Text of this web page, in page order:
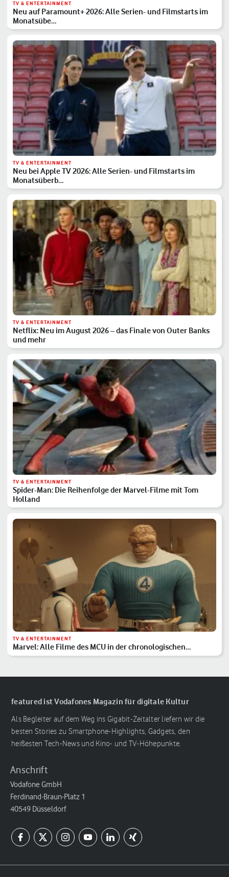
TV & ENTERTAINMENT
Neu auf Paramount+ 2026: Alle Serien- und Filmstarts im
Monatsübe…
TV & ENTERTAINMENT
Neu bei Apple TV 2026: Alle Serien- und Filmstarts im
Monatsüberb…
TV & ENTERTAINMENT
Netflix: Neu im August 2026 – das Finale von Outer Banks
und mehr
TV & ENTERTAINMENT
Spider-Man: Die Reihenfolge der Marvel-Filme mit Tom
Holland
TV & ENTERTAINMENT
Marvel: Alle Filme des MCU in der chronologischen
Reihenfolge
featured ist Vodafones Magazin für digitale Kultur
Als Begleiter auf dem Weg ins Gigabit-Zeitalter liefern wir die
besten Stories zu Smartphone-Highlights, Gadgets, den
heißesten Tech-News und Kino- und TV-Höhepunkte.
Anschrift
Vodafone GmbH
Ferdinand-Braun-Platz 1
40549 Düsseldorf